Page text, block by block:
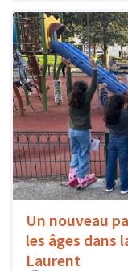
Un nouveau
les âges dans
Laurent